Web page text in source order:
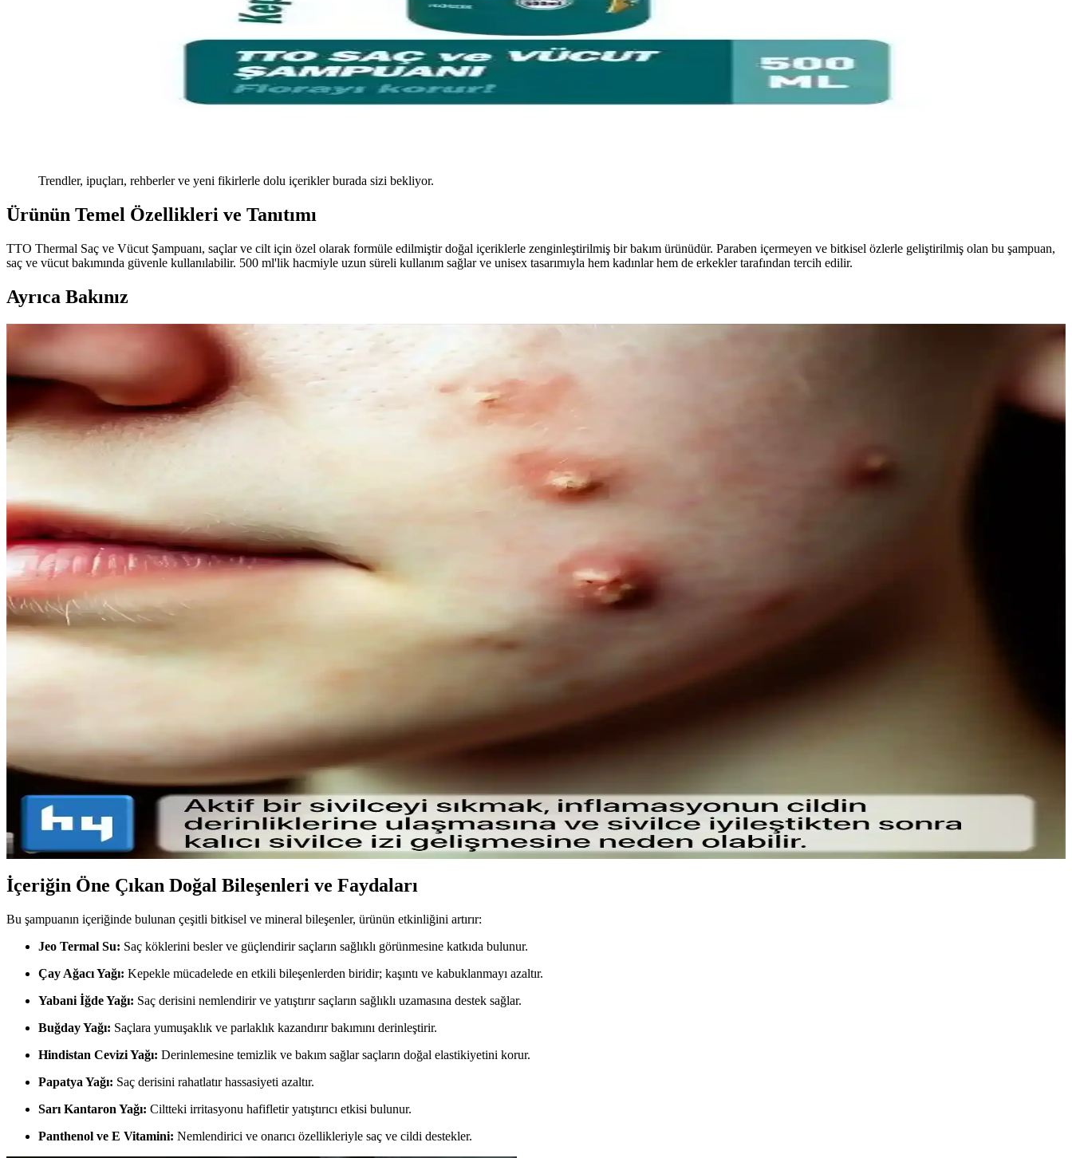
Trendler, ipuçları, rehberler ve yeni fikirlerle dolu içerikler burada sizi bekliyor.
Ürünün Temel Özellikleri ve Tanıtımı
TTO Thermal Saç ve Vücut Şampuanı, saçlar ve cilt için özel olarak formüle edilmiştir doğal içeriklerle zenginleştirilmiş bir bakım ürünüdür. Paraben içermeyen ve bitkisel özlerle geliştirilmiş olan bu şampuan,
saç ve vücut bakımında güvenle kullanılabilir. 500 ml'lik hacmiyle uzun süreli kullanım sağlar ve unisex tasarımıyla hem kadınlar hem de erkekler tarafından tercih edilir.
Ayrıca Bakınız
Kahve Siyah ve Yarı Kalıcı Saç Renkleri: Doğal ve Güncel Bir Tercih Rehberi
Kahve siyah ve yarı kalıcı saç renkleri, doğal görünüm ve bakım kolaylığı sunar. Bu rehberde renk özellikleri, uygulama ve bakım ipuçlarıyla saçınıza şıklık katın.
Doğal Denge ve Güzellik Arasındaki Bağlantı: Güncel Trendler ve Doğal Bakım Yöntemleri
Doğal dengeyi koruma ve güzelliği destekleme yöntemleri, organik ürünler ve yaşam tarzı alışkanlıklarıyla sağlanıyor. Güncel trendler ve bilimsel araştırmalar, doğallığın güzellikteki önemini vurguluyor.
Doğal İçerikli Duş Jeli Seçenekleri: Le Petit Marseillais ve Palmolive Naturals Ürünleri
Her iki markanın doğal içerikli duş jeli ürünleri, cilt sağlığı ve ferahlık sunar. Le Petit Marseillais’in doğadan ilham alan formülleri ve Palmolive Naturals’in hafif yapısı, çeşitli boyut ve fiyat seçenekleriyle
bakımda tercih edilir.
Vegan Göz Altı Bakım Kremleri: Doğal ve Hayvansal İçeriksiz Çözüm Önerileri
Vegan göz altı kremleri, doğal içeriklerle formüle edilerek cilt sağlığını destekler, çevresel sorumluluğu gözetir ve hassas göz çevresine uygun bakım sağlar.
Doğal Ağız Bakım Macunları: Bitkisel İçeriklerle Sağlıklı Diş ve Diş Eti Bakımı
Doğal ağız bakım macunları, bitkisel özler ve antiseptik maddelerle diş ve diş eti sağlığını koruyan güvenli alternatifler sunar, kimyasal içeriklere göre avantaj sağlar.
Doğal Görünüm İçin En İyi Hafif Maskara Seçenekleri ve Kullanım İpuçları
Doğal görünümlü maskaralar, hafif ve su bazlı formülleriyle günlük kullanımda kirpiklere hacim ve uzunluk kazandırır, doğal kıvrımı korur. İnce fırçalar ve doğru uygulama teknikleriyle gözlerinize doğal
Lykd Makyaj Sabitleyici Sprey: Gün Boyu Tazelik ve Doğal Görünüm Sağlayan Hafif Formül
Lykd makyaj sabitleyici spreyi, hafif yapısı ve yüksek performansıyla makyajın gün boyunca taze ve doğal kalmasını sağlar, ferahlatıcı etkisiyle konfor sunar.
Sivilce Tedavi Yöntemleri: Doğal ve Medikal Yaklaşımlarla Cilt Bakımı
Sivilce tedavisinde doğal ve medikal yöntemleri, dikkat edilmesi gerekenleri ve cilt sağlığını koruma yollarını öğrenin.
İçeriğin Öne Çıkan Doğal Bileşenleri ve Faydaları
Bu şampuanın içeriğinde bulunan çeşitli bitkisel ve mineral bileşenler, ürünün etkinliğini artırır:
Jeo Termal Su: Saç köklerini besler ve güçlendirir saçların sağlıklı görünmesine katkıda bulunur.
Çay Ağacı Yağı: Kepekle mücadelede en etkili bileşenlerden biridir; kaşıntı ve kabuklanmayı azaltır.
Yabani İğde Yağı: Saç derisini nemlendirir ve yatıştırır saçların sağlıklı uzamasına destek sağlar.
Buğday Yağı: Saçlara yumuşaklık ve parlaklık kazandırır bakımını derinleştirir.
Hindistan Cevizi Yağı: Derinlemesine temizlik ve bakım sağlar saçların doğal elastikiyetini korur.
Papatya Yağı: Saç derisini rahatlatır hassasiyeti azaltır.
Sarı Kantaron Yağı: Ciltteki irritasyonu hafifletir yatıştırıcı etkisi bulunur.
Panthenol ve E Vitamini: Nemlendirici ve onarıcı özellikleriyle saç ve cildi destekler.